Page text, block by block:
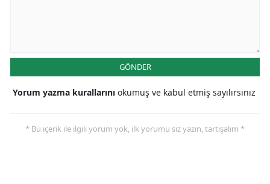
GÖNDER
Yorum yazma kurallarını okumuş ve kabul etmiş sayılırsınız
* Bu içerik ile ilgili yorum yok, ilk yorumu siz yazın, tartışalım *